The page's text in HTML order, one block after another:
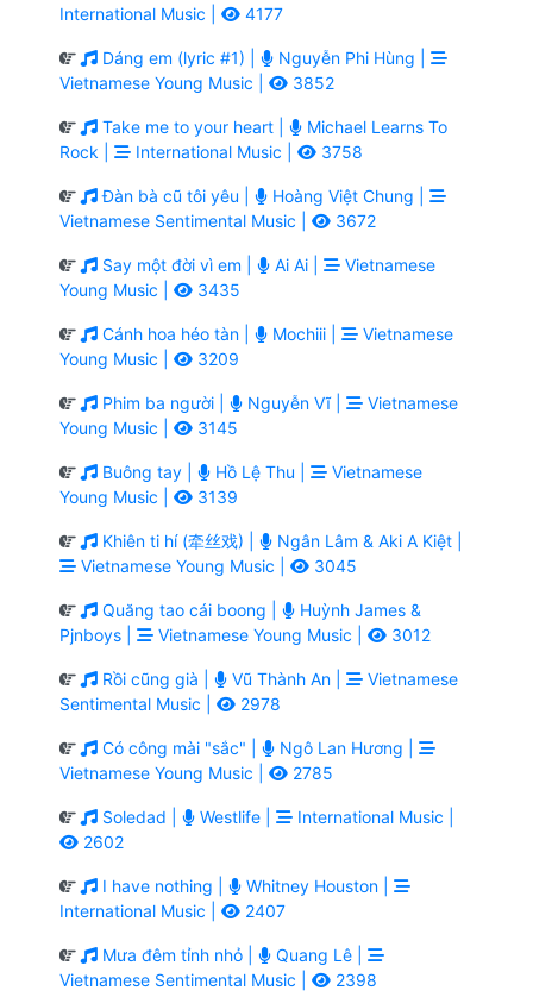
International Music |
4177
Dáng em (lyric #1) |
Nguyễn Phi Hùng |
Vietnamese Young Music |
3852
Take me to your heart |
Michael Learns To
Rock |
International Music | 3758
Đàn bà cũ tôi yêu |
Hoàng Việt Chung |
Vietnamese Sentimental Music |
3672
Say một đời vì em | Ai Ai |
Vietnamese
Young Music |
3435
Cánh hoa héo tàn | Mochiii |
Vietnamese
Young Music |
3209
Phim ba người | Nguyễn Vĩ |
Vietnamese
Young Music |
3145
Buông tay | Hồ Lệ Thu |
Vietnamese
Young Music |
3139
Khiên ti hí (牵丝戏) |
Ngân Lâm & Aki A Kiệt |
Vietnamese Young Music |
3045
Quăng tao cái boong |
Huỳnh James &
Pjnboys |
Vietnamese Young Music | 3012
Rồi cũng già | Vũ Thành An |
Vietnamese
Sentimental Music |
2978
Có công mài "sắc" |
Ngô Lan Hương |
Vietnamese Young Music |
2785
Soledad | Westlife |
International Music |
2602
I have nothing |
Whitney Houston |
International Music |
2407
Mưa đêm tỉnh nhỏ |
Quang Lê |
Vietnamese Sentimental Music |
2398